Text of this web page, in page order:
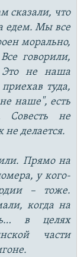
сказали, что
едем. Мы все
морально,
говорили,
Это не наша
туда,
наше", есть
не
не делается.
Прямо на
у кого-
– тоже.
когда на
в целях
части